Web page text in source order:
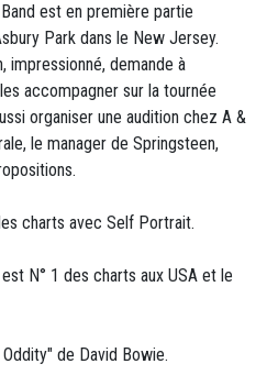
est en première partie
Park dans le New Jersey.
impressionné, demande à
accompagner sur la tournée
organiser une audition chez A &
le manager de Springsteen,
charts avec Self Portrait.
N° 1 des charts aux USA et le
de David Bowie.